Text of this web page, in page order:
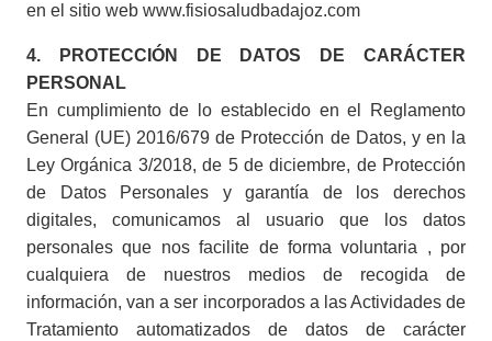
en el sitio web www.fisiosaludbadajoz.com
4. PROTECCIÓN DE DATOS DE CARÁCTER
PERSONAL
En cumplimiento de lo establecido en el Reglamento
General (UE) 2016/679 de Protección de Datos, y en la
Ley Orgánica 3/2018, de 5 de diciembre, de Protección
de Datos Personales y garantía de los derechos
digitales, comunicamos al usuario que los datos
personales que nos facilite de forma voluntaria , por
cualquiera de nuestros medios de recogida de
información, van a ser incorporados a las Actividades de
Tratamiento automatizados de datos de carácter